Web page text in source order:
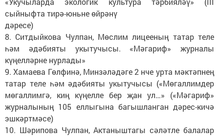
сыйныфта тирә-юньне өйрәнү
дәресе)
8. Ситдыйкова Чулпан, Мөслим лицееның татар теле
һәм әдәбияты укытучысы. «Мәгариф» журналы
күңелләрне нурлады»
9. Хамаева Гөлфинә, Минзәләдәге 2 нче урта мәктәпнең
татар теле һәм әдәбияты укытучысы («Мөгаллимдер
мөгаллимгә, киң күңелле бер җан ул…» («Мәгариф»
журналының 105 еллыгына багышланган дәрес-кичә
эшкәртмәсе)
10. Шәрипова Чулпан, Актаныштагы сәләтле балалар